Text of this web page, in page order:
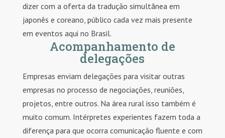
dizer com a oferta da tradução simultânea em
japonês e coreano, público cada vez mais presente
em eventos aqui no Brasil.
Acompanhamento de
delegações
Empresas enviam delegações para visitar outras
empresas no processo de negociações, reuniões,
projetos, entre outros. Na área rural isso também é
muito comum. Intérpretes experientes fazem toda a
diferença para que ocorra comunicação fluente e com